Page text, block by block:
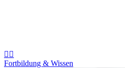
 
Fortbildung & Wissen